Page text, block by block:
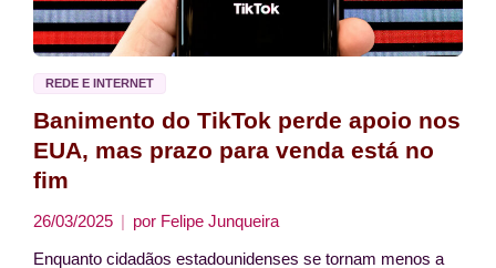
REDE E INTERNET
Banimento do TikTok perde apoio nos
EUA, mas prazo para venda está no
fim
26/03/2025 por Felipe Junqueira
Enquanto cidadãos estadounidenses se tornam menos a